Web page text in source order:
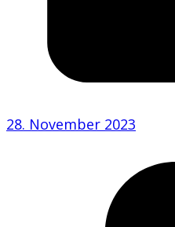
28. November 2023